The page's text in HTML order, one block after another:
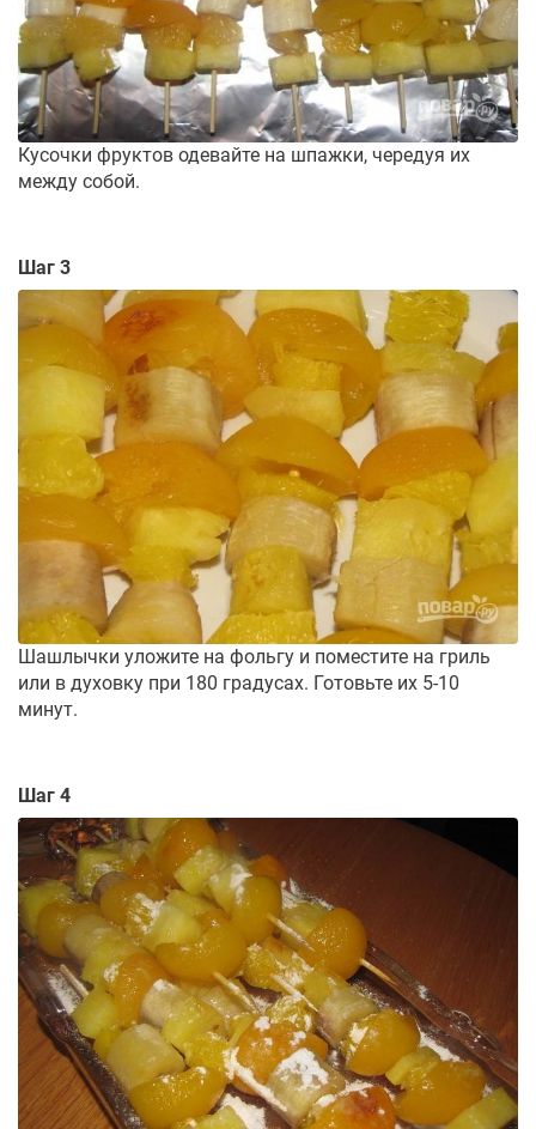
Кусочки фруктов одевайте на шпажки, чередуя их
между собой.
Шаг 3
Шашлычки уложите на фольгу и поместите на гриль
или в духовку при 180 градусах. Готовьте их 5-10
минут.
Шаг 4